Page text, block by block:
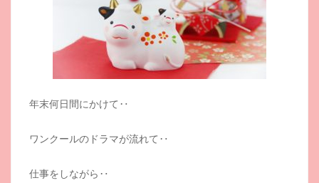
年末何日間にかけて‥
ワンクールのドラマが流れて‥
仕事をしながら‥